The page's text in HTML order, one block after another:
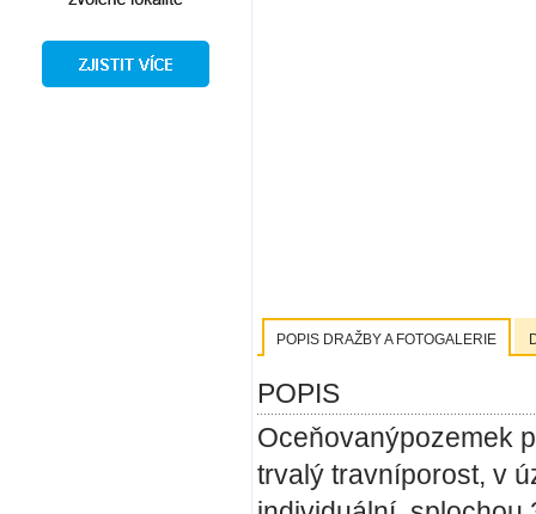
POPIS DRAŽBY A FOTOGALERIE
POPIS
Oceňovanýpozemek
trvalý travníporost, v